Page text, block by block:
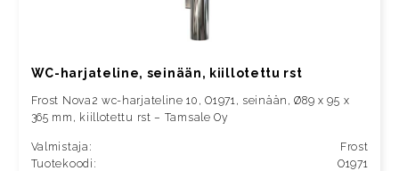
WC-harjateline, seinään, kiillotettu rst
Frost Nova2 wc-harjateline 10, O1971, seinään, Ø89 x 95 x
365 mm, kiillotettu rst – Tamsale Oy
Valmistaja:
Frost
Tuotekoodi:
O1971